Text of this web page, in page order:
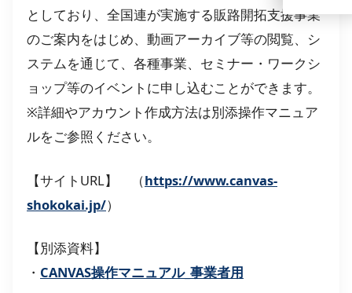
としており、全国連が実施する販路開拓支援事業
のご案内をはじめ、動画アーカイブ等の閲覧、シ
ステムを通じて、各種事業、セミナー・ワークシ
ョップ等のイベントに申し込むことができます。
※詳細やアカウント作成方法は別添操作マニュア
ルをご参照ください。
【サイトURL】 （https://www.canvas-
shokokai.jp/）
【別添資料】
・ CANVAS操作マニュアル_事業者用